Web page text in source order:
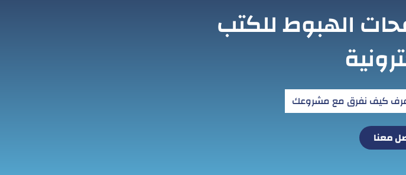
الهبوط للكتب
كيف نفرق مع مشروعك
معنا